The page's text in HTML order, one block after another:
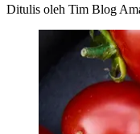
Ditulis oleh Tim Blog